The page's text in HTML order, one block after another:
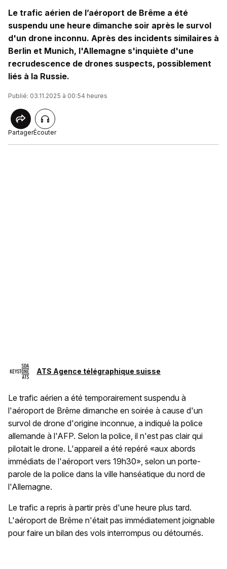
Le trafic aérien de l’aéroport de Brême a été
suspendu une heure dimanche soir après le survol
d'un drone inconnu. Après des incidents similaires à
Berlin et Munich, l'Allemagne s'inquiète d'une
recrudescence de drones suspects, possiblement
liés à la Russie.
Publié: 03.11.2025 à 00:54 heures
PartagerÉcouter
ATS Agence télégraphique suisse
Le trafic aérien a été temporairement suspendu à
l'aéroport de Brême dimanche en soirée à cause d'un
survol de drone d'origine inconnue, a indiqué la police
allemande à l'AFP. Selon la police, il n'est pas clair qui
pilotait le drone. L'appareil a été repéré «aux abords
immédiats de l'aéroport vers 19h30», selon un porte-
parole de la police dans la ville hanséatique du nord de
l'Allemagne.
Le trafic a repris à partir près d'une heure plus tard.
L'aéroport de Brême n'était pas immédiatement joignable
pour faire un bilan des vols interrompus ou détournés.